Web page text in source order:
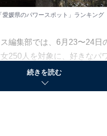
媛県のパワースポット」ランキング
編集部では、6月23〜24日
250人を対象に、好きなパ
方）に関するアンケートを
から、好き＆行ってみたい
続きを読む